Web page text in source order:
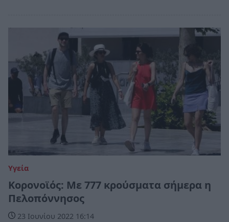
Υγεία
Κορονοϊός: Με 777 κρούσματα σήμερα η
Πελοπόννησος
23 Ιουνίου 2022 16:14